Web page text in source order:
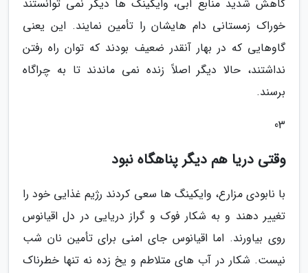
کاهش شدید منابع آبی، وایکینگ ها دیگر نمی توانستند
خوراک زمستانی دام هایشان را تأمین نمایند. این یعنی
گاوهایی که در بهار آنقدر ضعیف بودند که توان راه رفتن
نداشتند، حالا دیگر اصلاً زنده نمی ماندند تا به چراگاه
برسند.
03
وقتی دریا هم دیگر پناهگاه نبود
با نابودی مزارع، وایکینگ ها سعی کردند رژیم غذایی خود را
تغییر دهند و به شکار فوک و گراز دریایی در دل اقیانوس
روی بیاورند. اما اقیانوس جای امنی برای تأمین نان شب
نیست. شکار در آب های متلاطم و یخ زده نه تنها خطرناک